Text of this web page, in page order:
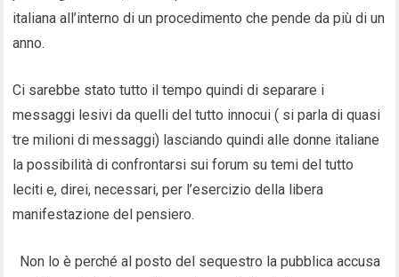
italiana all’interno di un procedimento che pende da più di un
anno.
Ci sarebbe stato tutto il tempo quindi di separare i
messaggi lesivi da quelli del tutto innocui ( si parla di quasi
tre milioni di messaggi) lasciando quindi alle donne italiane
la possibilità di confrontarsi sui forum su temi del tutto
leciti e, direi, necessari, per l’esercizio della libera
manifestazione del pensiero.
Non lo è perché al posto del sequestro la pubblica accusa